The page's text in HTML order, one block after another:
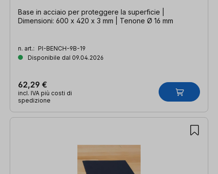
Base in acciaio per proteggere la superficie |
Dimensioni: 600 x 420 x 3 mm | Tenone Ø 16 mm
n. art.: PI-BENCH-9B-19
Disponibile dal 09.04.2026
62,29 €
incl. IVA più costi di
spedizione